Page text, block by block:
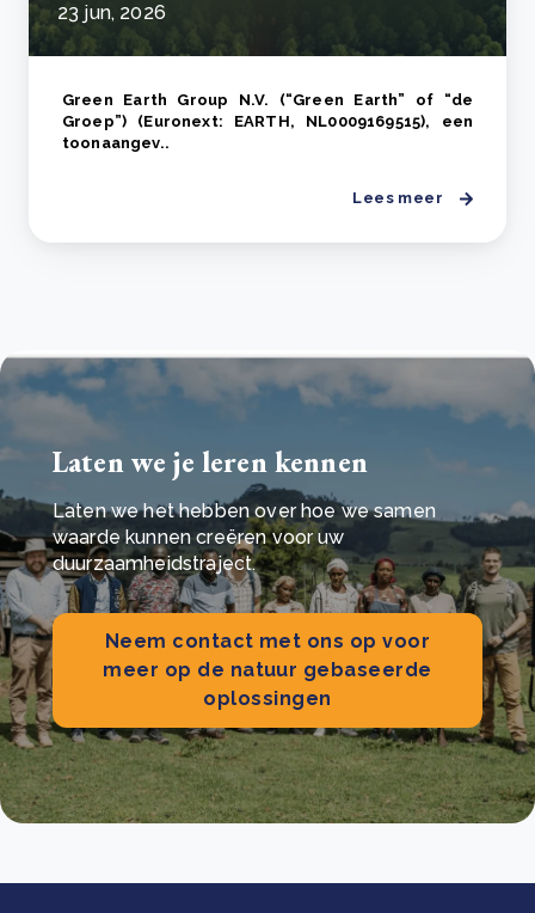
23 jun, 2026
Green Earth Group N.V. (“Green Earth” of “de
Groep”) (Euronext: EARTH, NL0009169515), een
toonaangev..
Lees meer
Laten we je leren kennen
Laten we het hebben over hoe we samen
waarde kunnen creëren voor uw
duurzaamheidstraject.
Neem contact met ons op voor
meer op de natuur gebaseerde
oplossingen